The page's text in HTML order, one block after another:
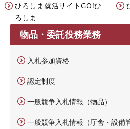
ひろしま就活サイトGO!ひ
ろしま
物品・委託役務業務
入札参加資格
認定制度
一般競争入札情報（物品）
一般競争入札情報（庁舎・設備